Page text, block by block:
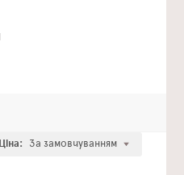
Ціна: За замовчуванням